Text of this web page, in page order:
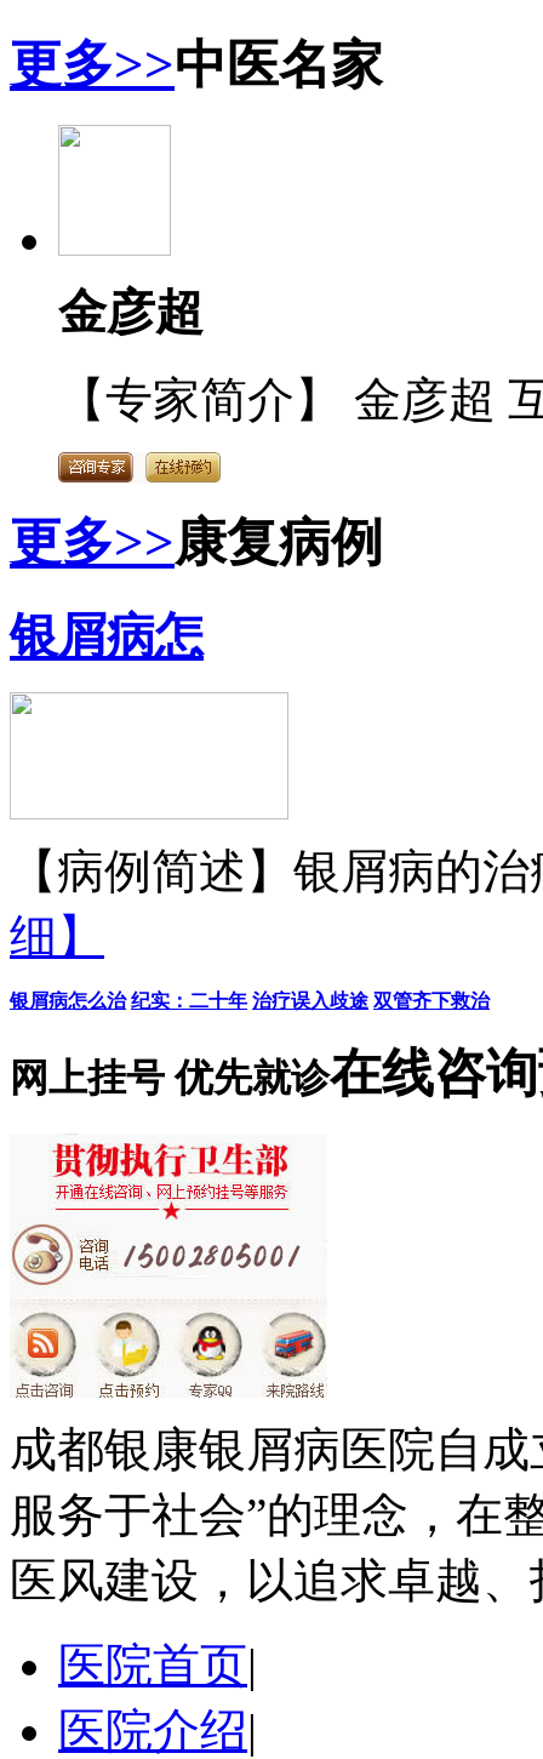
更多>>中医名家
金彦超
【专家简介】 金彦超
更多>>康复病例
银屑病怎
【病例简述】银屑病的
细】
银屑病怎么治 纪实：二十年 治疗误入歧途 双管齐下救治
网上挂号 优先就诊在线咨
成都银康银屑病医院自
服务于社会”的理念，在
医风建设，以追求卓越
医院首页|
医院介绍|